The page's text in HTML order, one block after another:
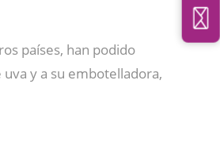
países, han podido
y a su embotelladora,